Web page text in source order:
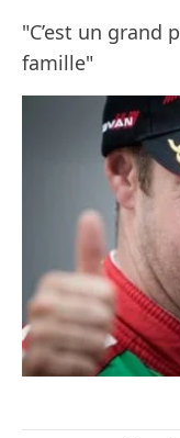
"C’est un grand
famille"